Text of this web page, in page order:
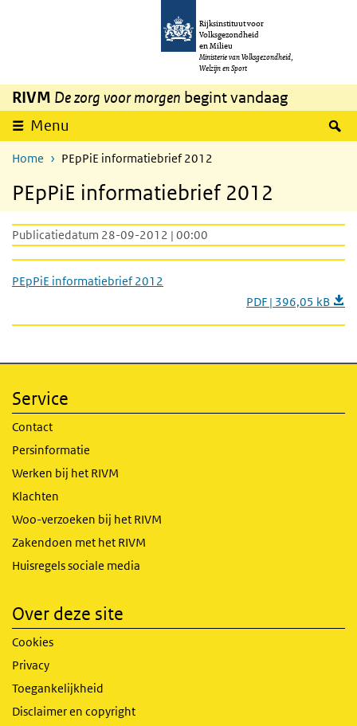
Overslaan en naar de inhoud gaan
Rijksinstituut voor
Volksgezondheid
en Milieu
Ministerie van Volksgezondheid,
Welzijn en Sport
RIVM De zorg voor morgen begint vandaag
Menu
Home PEpPiE informatiebrief 2012
PEpPiE informatiebrief 2012
Publicatiedatum 28-09-2012 | 00:00
PEpPiE informatiebrief 2012
PDF | 396,05 kB
Service
Contact
Persinformatie
Werken bij het RIVM
Klachten
Woo-verzoeken bij het RIVM
Zakendoen met het RIVM
Huisregels sociale media
Over deze site
Cookies
Privacy
Toegankelijkheid
Disclaimer en copyright